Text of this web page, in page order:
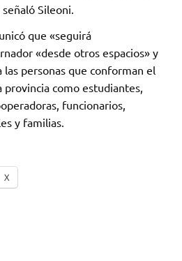
Sileoni.
que «seguirá
«desde otros espacios» y
las personas que conforman el
provincia como estudiantes,
funcionarios,
y familias.
X